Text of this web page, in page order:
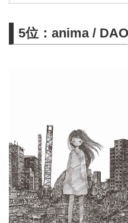
に!
バー
指
ウ
の
レ
影
す
う
提
5位：anima /